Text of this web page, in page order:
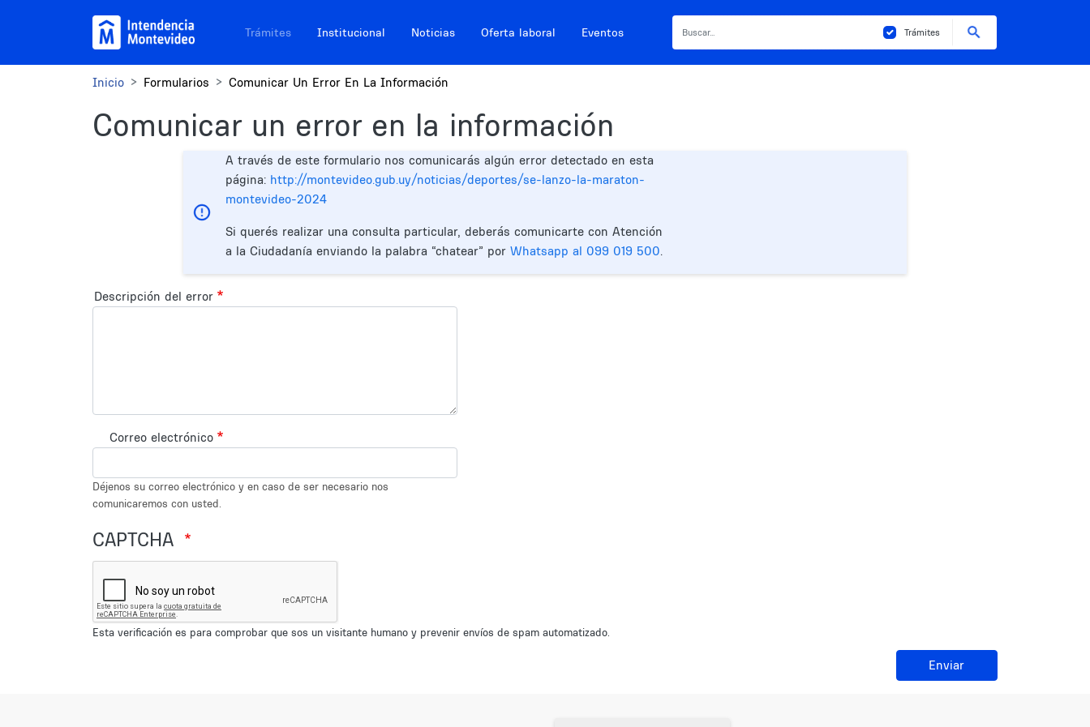
Navegación sitios
Trámites Institucional Noticias Oferta laboral Eventos Trámites
Inicio Formularios Comunicar Un Error En La Información
Comunicar un error en la información
A través de este formulario nos comunicarás algún error detectado en esta
página: http://montevideo.gub.uy/noticias/deportes/se-lanzo-la-maraton-
montevideo-2024
Si querés realizar una consulta particular, deberás comunicarte con Atención
a la Ciudadanía enviando la palabra “chatear” por Whatsapp al 099 019 500.
Descripción del error
Correo electrónico
Déjenos su correo electrónico y en caso de ser necesario nos
comunicaremos con usted.
CAPTCHA
Esta verificación es para comprobar que sos un visitante humano y prevenir envíos de spam automatizado.
Enviar